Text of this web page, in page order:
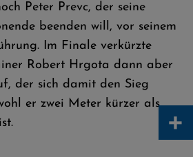
Peter Prevc, der seine
beenden will, vor seinem
Im Finale verkürzte
Robert Hrgota dann aber
der sich damit den Sieg
er zwei Meter kürzer als
+